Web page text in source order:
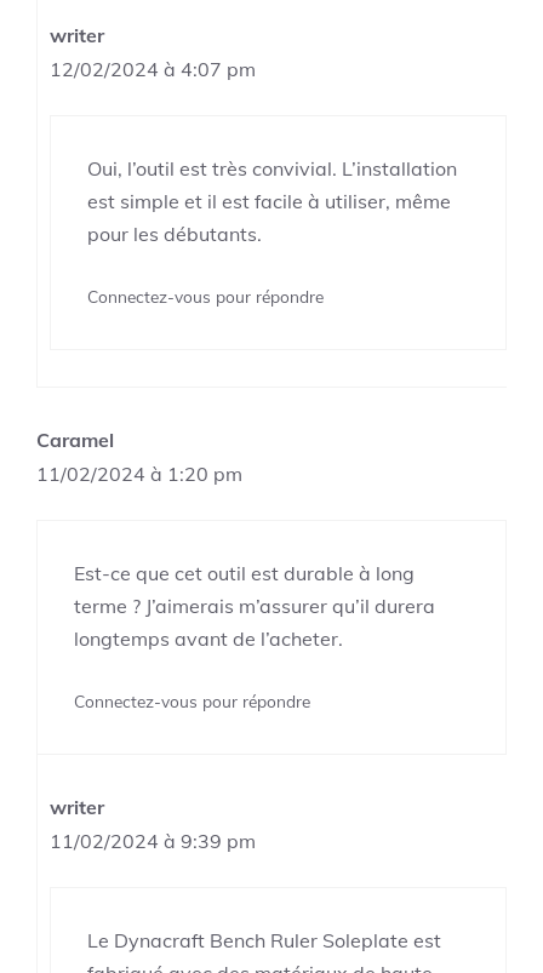
writer
12/02/2024 à 4:07 pm
Oui, l’outil est très convivial. L’installation
est simple et il est facile à utiliser, même
pour les débutants.
Connectez-vous pour répondre
Caramel
11/02/2024 à 1:20 pm
Est-ce que cet outil est durable à long
terme ? J’aimerais m’assurer qu’il durera
longtemps avant de l’acheter.
Connectez-vous pour répondre
writer
11/02/2024 à 9:39 pm
Le Dynacraft Bench Ruler Soleplate est